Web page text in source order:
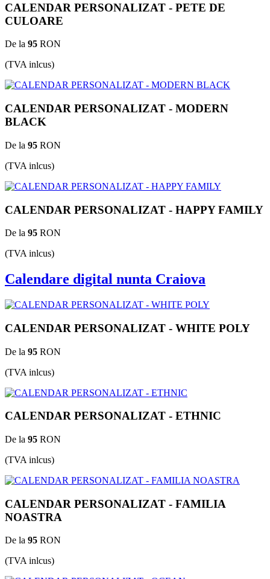
CALENDAR PERSONALIZAT - PETE DE
CULOARE
De la 95 RON
(TVA inlcus)
CALENDAR PERSONALIZAT - MODERN
BLACK
De la 95 RON
(TVA inlcus)
CALENDAR PERSONALIZAT - HAPPY FAMILY
De la 95 RON
(TVA inlcus)
Calendare digital nunta Craiova
CALENDAR PERSONALIZAT - WHITE POLY
De la 95 RON
(TVA inlcus)
CALENDAR PERSONALIZAT - ETHNIC
De la 95 RON
(TVA inlcus)
CALENDAR PERSONALIZAT - FAMILIA
NOASTRA
De la 95 RON
(TVA inlcus)